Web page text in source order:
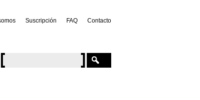
Suscripción FAQ Contacto